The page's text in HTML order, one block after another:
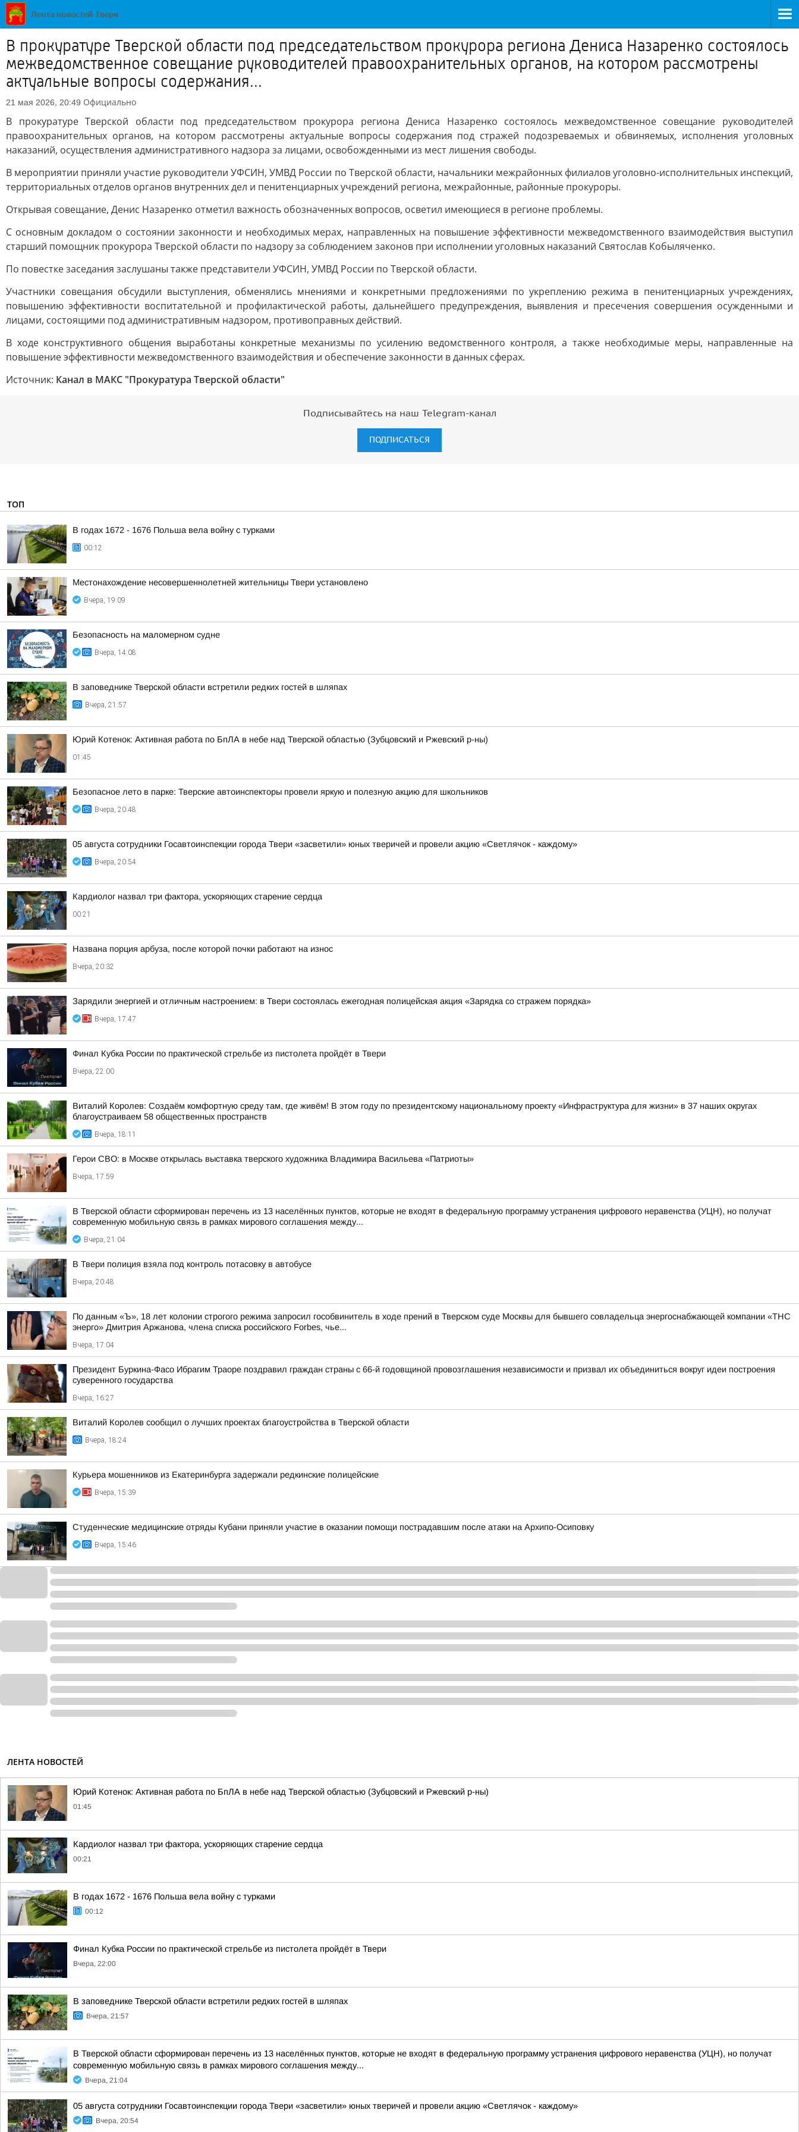
В прокуратуре Тверской области под председательством прокурора региона Дениса Назаренко состоялось
межведомственное совещание руководителей правоохранительных органов, на котором рассмотрены
актуальные вопросы содержания...
21 мая 2026, 20:49 Официально
В прокуратуре Тверской области под председательством прокурора региона Дениса Назаренко состоялось межведомственное совещание руководителей
правоохранительных органов, на котором рассмотрены актуальные вопросы содержания под стражей подозреваемых и обвиняемых, исполнения уголовных
наказаний, осуществления административного надзора за лицами, освобожденными из мест лишения свободы.
В мероприятии приняли участие руководители УФСИН, УМВД России по Тверской области, начальники межрайонных филиалов уголовно-исполнительных инспекций,
территориальных отделов органов внутренних дел и пенитенциарных учреждений региона, межрайонные, районные прокуроры.
Открывая совещание, Денис Назаренко отметил важность обозначенных вопросов, осветил имеющиеся в регионе проблемы.
С основным докладом о состоянии законности и необходимых мерах, направленных на повышение эффективности межведомственного взаимодействия выступил
старший помощник прокурора Тверской области по надзору за соблюдением законов при исполнении уголовных наказаний Святослав Кобыляченко.
По повестке заседания заслушаны также представители УФСИН, УМВД России по Тверской области.
Участники совещания обсудили выступления, обменялись мнениями и конкретными предложениями по укреплению режима в пенитенциарных учреждениях,
повышению эффективности воспитательной и профилактической работы, дальнейшего предупреждения, выявления и пресечения совершения осужденными и
лицами, состоящими под административным надзором, противоправных действий.
В ходе конструктивного общения выработаны конкретные механизмы по усилению ведомственного контроля, а также необходимые меры, направленные на
повышение эффективности межведомственного взаимодействия и обеспечение законности в данных сферах.
Источник: Канал в МАКС "Прокуратура Тверской области"
Подписывайтесь на наш Telegram-канал
ПОДПИСАТЬСЯ
ТОП
В годах 1672 - 1676 Польша вела войну с турками
00:12
Местонахождение несовершеннолетней жительницы Твери установлено
Вчера, 19:09
Безопасность на малoмернoм судне
Вчера, 14:08
В заповеднике Тверской области встретили редких гостей в шляпах
Вчера, 21:57
Юрий Котенок: Активная работа по БпЛА в небе над Тверской областью (Зубцовский и Ржевский р-ны)
01:45
Безопасное лето в парке: Тверские автоинспекторы провели яркую и полезную акцию для школьников
Вчера, 20:48
05 августа сотрудники Госавтоинспекции города Твери «засветили» юных тверичей и провели акцию «Светлячок - каждому»
Вчера, 20:54
Кардиолог назвал три фактора, ускоряющих старение сердца
00:21
Названа порция арбуза, после которой почки работают на износ
Вчера, 20:32
Зарядили энергией и отличным настроением: в Твери состоялась ежегодная полицейская акция «Зарядка со стражем порядка»
Вчера, 17:47
Финал Кубка России по практической стрельбе из пистолета пройдёт в Твери
Вчера, 22:00
Виталий Королев: Создаём комфортную среду там, где живём! В этом году по президентскому национальному проекту «Инфраструктура для жизни» в 37 наших округах
благоустраиваем 58 общественных пространств
Вчера, 18:11
Герои СВО: в Москве открылась выставка тверского художника Владимира Васильева «Патриоты»
Вчера, 17:59
В Тверской области сформирован перечень из 13 населённых пунктов, которые не входят в федеральную программу устранения цифрового неравенства (УЦН), но получат
современную мобильную связь в рамках мирового соглашения между...
Вчера, 21:04
В Твери полиция взяла под контроль потасовку в автобусе
Вчера, 20:48
По данным «Ъ», 18 лет колонии строгого режима запросил гособвинитель в ходе прений в Тверском суде Москвы для бывшего совладельца энергоснабжающей компании «ТНС
энерго» Дмитрия Аржанова, члена списка российского Forbes, чье...
Вчера, 17:04
Президент Буркина-Фасо Ибрагим Траоре поздравил граждан страны с 66-й годовщиной провозглашения независимости и призвал их объединиться вокруг идеи построения
суверенного государства
Вчера, 16:27
Виталий Королев сообщил о лучших проектах благоустройства в Тверской области
Вчера, 18:24
Курьера мошенников из Екатеринбурга задержали редкинские полицейские
Вчера, 15:39
Студенческие медицинские отряды Кубани приняли участие в оказании помощи пострадавшим после атаки на Архипо-Осиповку
Вчера, 15:46
ЛЕНТА НОВОСТЕЙ
Юрий Котенок: Активная работа по БпЛА в небе над Тверской областью (Зубцовский и Ржевский р-ны)
01:45
Кардиолог назвал три фактора, ускоряющих старение сердца
00:21
В годах 1672 - 1676 Польша вела войну с турками
00:12
Финал Кубка России по практической стрельбе из пистолета пройдёт в Твери
Вчера, 22:00
В заповеднике Тверской области встретили редких гостей в шляпах
Вчера, 21:57
В Тверской области сформирован перечень из 13 населённых пунктов, которые не входят в федеральную программу устранения цифрового неравенства (УЦН), но получат
современную мобильную связь в рамках мирового соглашения между...
Вчера, 21:04
05 августа сотрудники Госавтоинспекции города Твери «засветили» юных тверичей и провели акцию «Светлячок - каждому»
Вчера, 20:54